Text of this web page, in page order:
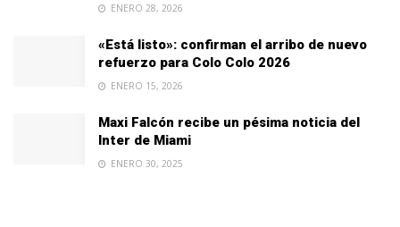
ENERO 28, 2026
«Está listo»: confirman el arribo de nuevo
refuerzo para Colo Colo 2026
ENERO 15, 2026
Maxi Falcón recibe un pésima noticia del
Inter de Miami
ENERO 30, 2025